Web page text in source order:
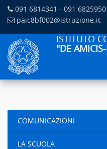
091 6814341 - 091 6825950
paic8bf002@istruzione.it
ISTITUTO
"DE
COMUNICAZIONI
LA SCUOLA